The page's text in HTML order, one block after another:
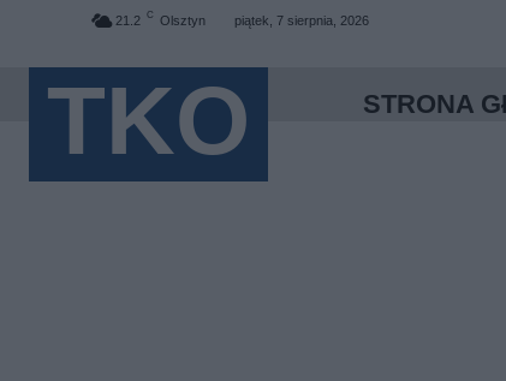
21.2 C Olsztyn piątek, 7 sierpnia, 2026
TKO STRONA